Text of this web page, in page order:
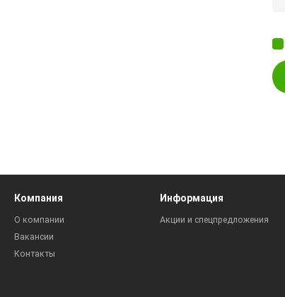
Компания
О компании
Вакансии
Контакты
Информация
Акции и спецпредложения